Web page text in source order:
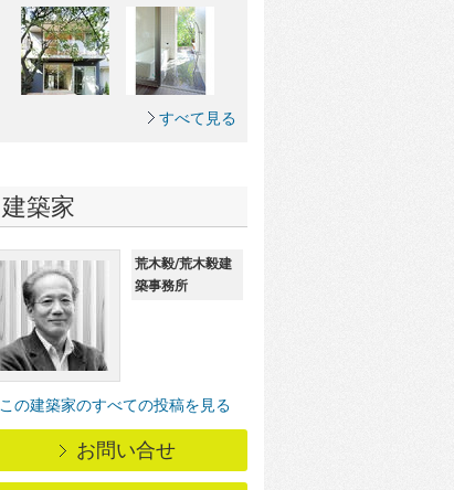
すべて見る
建築家
荒木毅/荒木毅建
築事務所
この建築家のすべての投稿を見る
お問い合せ